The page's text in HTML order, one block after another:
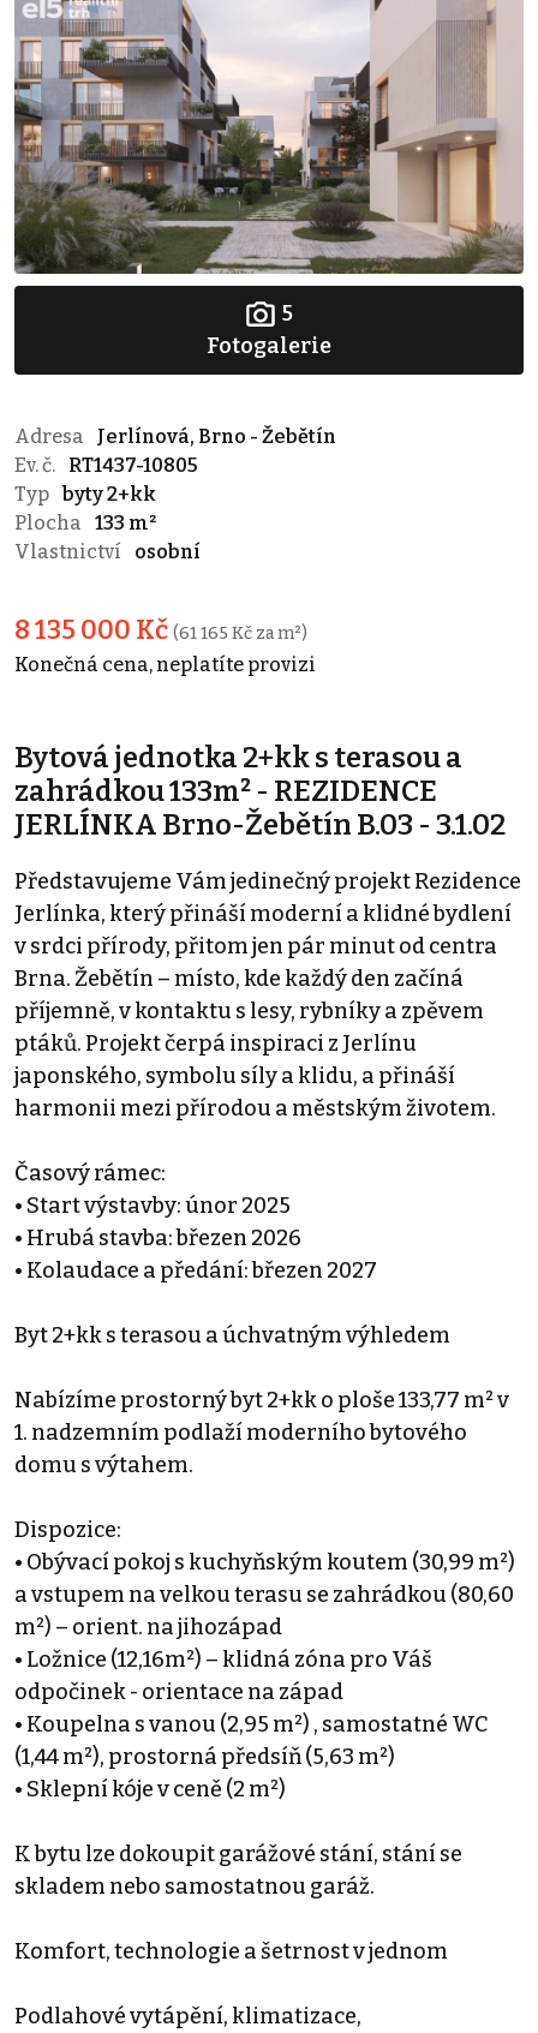
5
Fotogalerie
Adresa
Jerlínová, Brno - Žebětín
Ev. č.
RT1437-10805
Typ byty 2+kk
Plocha
133 m²
Vlastnictví
osobní
8 135 000 Kč (61 165 Kč za m²)
Konečná cena, neplatíte provizi
Bytová jednotka 2+kk s terasou a
zahrádkou 133m² - REZIDENCE
JERLÍNKA Brno-Žebětín B.03 - 3.1.02
Představujeme Vám jedinečný projekt Rezidence
Jerlínka, který přináší moderní a klidné bydlení
v srdci přírody, přitom jen pár minut od centra
Brna. Žebětín – místo, kde každý den začíná
příjemně, v kontaktu s lesy, rybníky a zpěvem
ptáků. Projekt čerpá inspiraci z Jerlínu
japonského, symbolu síly a klidu, a přináší
harmonii mezi přírodou a městským životem.
Časový rámec:
• Start výstavby: únor 2025
• Hrubá stavba: březen 2026
• Kolaudace a předání: březen 2027
Byt 2+kk s terasou a úchvatným výhledem
Nabízíme prostorný byt 2+kk o ploše 133,77 m² v
1. nadzemním podlaží moderního bytového
domu s výtahem.
Dispozice:
• Obývací pokoj s kuchyňským koutem (30,99 m²)
a vstupem na velkou terasu se zahrádkou (80,60
m²) – orient. na jihozápad
• Ložnice (12,16m²) – klidná zóna pro Váš
odpočinek - orientace na západ
• Koupelna s vanou (2,95 m²) , samostatné WC
(1,44 m²), prostorná předsíň (5,63 m²)
• Sklepní kóje v ceně (2 m²)
K bytu lze dokoupit garážové stání, stání se
skladem nebo samostatnou garáž.
Komfort, technologie a šetrnost v jednom
Podlahové vytápění, klimatizace,